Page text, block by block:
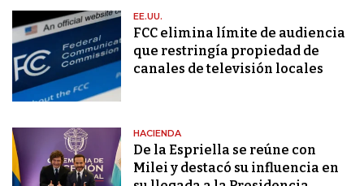
EE.UU.
FCC elimina límite de audiencia
que restringía propiedad de
canales de televisión locales
HACIENDA
De la Espriella se reúne con
Milei y destacó su influencia en